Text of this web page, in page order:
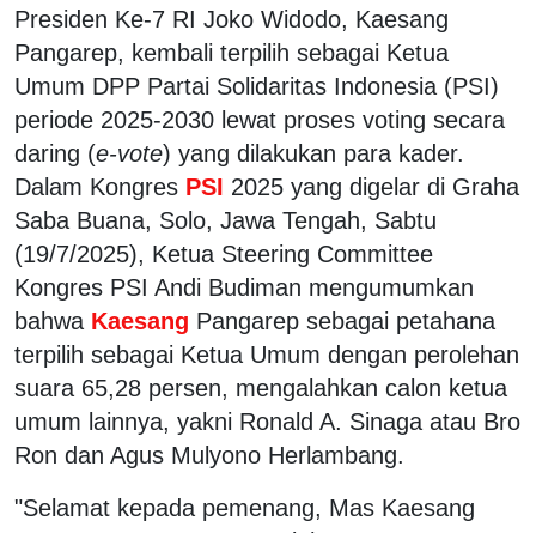
Presiden Ke-7 RI Joko Widodo, Kaesang
Pangarep, kembali terpilih sebagai Ketua
Umum DPP Partai Solidaritas Indonesia (PSI)
periode 2025-2030 lewat proses voting secara
daring (e-vote) yang dilakukan para kader.
Dalam Kongres PSI 2025 yang digelar di Graha
Saba Buana, Solo, Jawa Tengah, Sabtu
(19/7/2025), Ketua Steering Committee
Kongres PSI Andi Budiman mengumumkan
bahwa Kaesang Pangarep sebagai petahana
terpilih sebagai Ketua Umum dengan perolehan
suara 65,28 persen, mengalahkan calon ketua
umum lainnya, yakni Ronald A. Sinaga atau Bro
Ron dan Agus Mulyono Herlambang.
"Selamat kepada pemenang, Mas Kaesang